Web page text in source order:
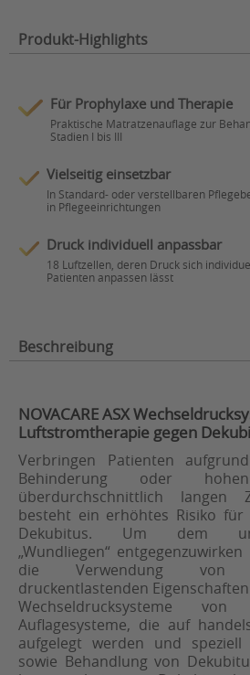
Produkt-Highlights
Für Prophylaxe und Therapie
Praktische Matratzenauflage zur
Stadien I bis III
Vielseitig einsetzbar
In Standard- oder verstellbaren
in Pflegeeinrichtungen
Druck individuell anpassbar
18 Luftzellen, deren Druck sich
Patienten anpassen lässt
Beschreibung
NOVACARE ASX
Luftstromtherapie gegen
Verbringen Patienten
Behinderung oder
überdurchschnittlich
besteht ein erhöhtes Risiko für
Dekubitus. Um dem
„Wundliegen“
die Verwendung von
druckentlastenden
Wechseldrucksysteme von
Auflagesysteme, die auf
aufgelegt werden und
sowie Behandlung von